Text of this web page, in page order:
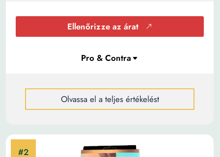
Ellenőrizze az árat
Olvassa el a teljes értékelést